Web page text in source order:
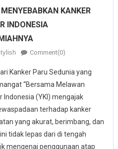
KANKER
INDONESIA
Comment(0)
Kanker Paru Sedunia yang
“Bersama Melawan
Indonesia (YKI) mengajak
terhadap kanker
yang akurat, berimbang, dan
tidak lepas dari di tengah
mengenai penggunaan atap